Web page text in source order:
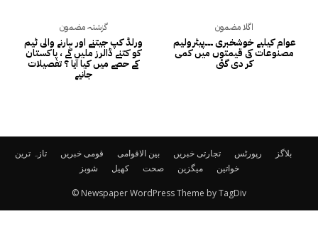
گزشتہ مضمون
ورلڈ کپ جیتنے اور ہارنے والی ٹیم
کو کتنے ڈالرز ملیں گے ، پاکستان
کے حصے میں کیا آیا ؟ تفصیلات
جانیے
اگلا مضمون
عوام کیلیے خوشخبری ۔۔۔پیٹرولیم
مصنوعات کی قیمتوں میں کمی
کر دی گئی
تازہ ترین قومی خبریں بین الاقوامی تجارتی خبریں رپورٹس
بلاگز
شوبز
کھیل صحت میگزین خواتین
© Newspaper WordPress Theme by TagDiv